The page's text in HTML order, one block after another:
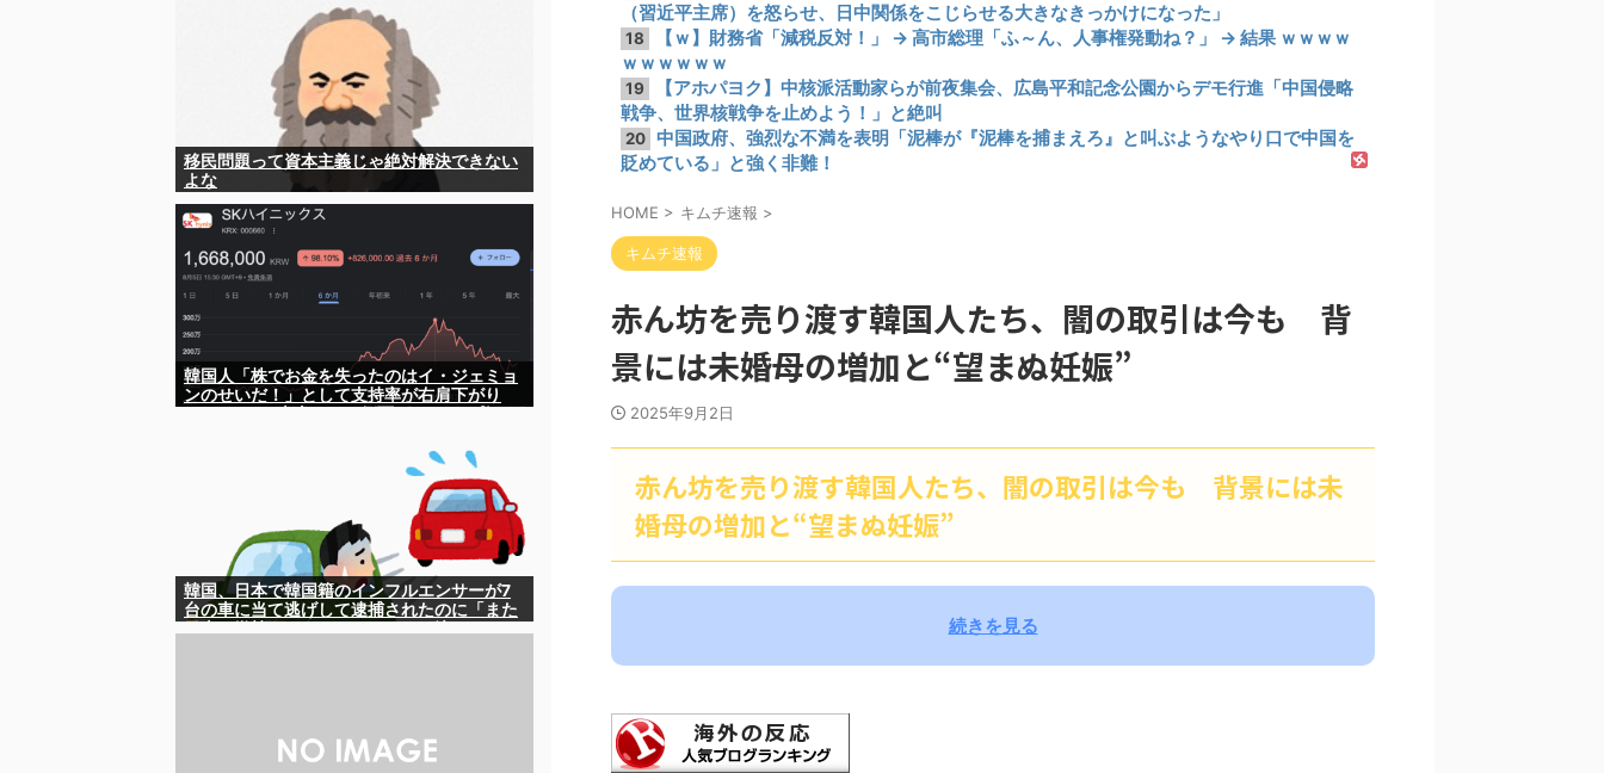
（習近平主席）を怒らせ、日中関係をこじらせる大きなきっかけになった」
18
【ｗ】財務省「減税反対！」 → 高市総理「ふ～ん、人事権発動ね？」 → 結果 ｗｗｗｗ
ｗｗｗｗｗｗ
19
【アホパヨク】中核派活動家らが前夜集会、広島平和記念公園からデモ行進「中国侵略
戦争、世界核戦争を止めよう！」と絶叫
20 中国政府、強烈な不満を表明「泥棒が『泥棒を捕まえろ』と叫ぶようなやり口で中国を
貶めている」と強く非難！
HOME > キムチ速報 >
キムチ速報
赤ん坊を売り渡す韓国人たち、闇の取引は今も 背
景には未婚母の増加と“望まぬ妊娠”
2025年9月2日
赤ん坊を売り渡す韓国人たち、闇の取引は今も 背景には未
婚母の増加と“望まぬ妊娠”
続きを見る
移民問題って資本主義じゃ絶対解決できない
よな
韓国人「株でお金を失ったのはイ・ジェミョ
ンのせいだ！」として支持率が右肩下がり
韓国、日本で韓国籍のインフルエンサーが7
台の車に当て逃げして逮捕されたのに「また